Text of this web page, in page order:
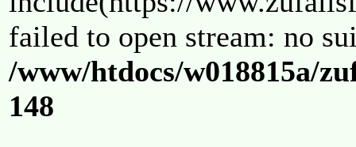
failed to open stream: no
/www/htdocs/w018815a/
148